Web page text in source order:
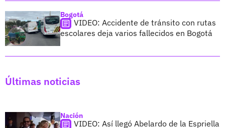
Bogotá
VIDEO: Accidente de tránsito con rutas
escolares deja varios fallecidos en Bogotá
Últimas noticias
Nación
VIDEO: Así llegó Abelardo de la Espriella